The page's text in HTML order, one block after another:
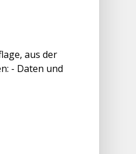
aus der
- Daten und